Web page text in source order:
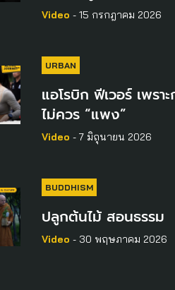
Video - 15 กรกฎาคม 2026
URBAN
แอโรบิก ฟีเวอร์ เพรา
ไม่ควร “แพง”
Video - 7 มิถุนายน 2026
BUDDHISM
ปลูกต้นไม้ สอนธรรม
Video - 30 พฤษภาคม 2026